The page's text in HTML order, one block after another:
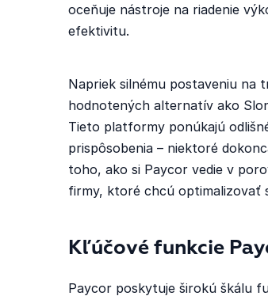
oceňuje nástroje na riadenie
efektivitu.
Napriek silnému postaveniu na
hodnotených alternatív ako
Tieto platformy ponúkajú
prispôsobenia – niektoré
toho, ako si Paycor vedie v
firmy, ktoré chcú optimalizovať
Kľúčové funkcie
Paycor poskytuje širokú škálu